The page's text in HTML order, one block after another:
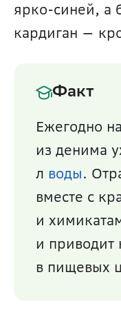
ярко-синей, а
кардиган —
Факт
Ежегодно на
из денима
л воды.
вместе с
и
и приводит
в пищевых